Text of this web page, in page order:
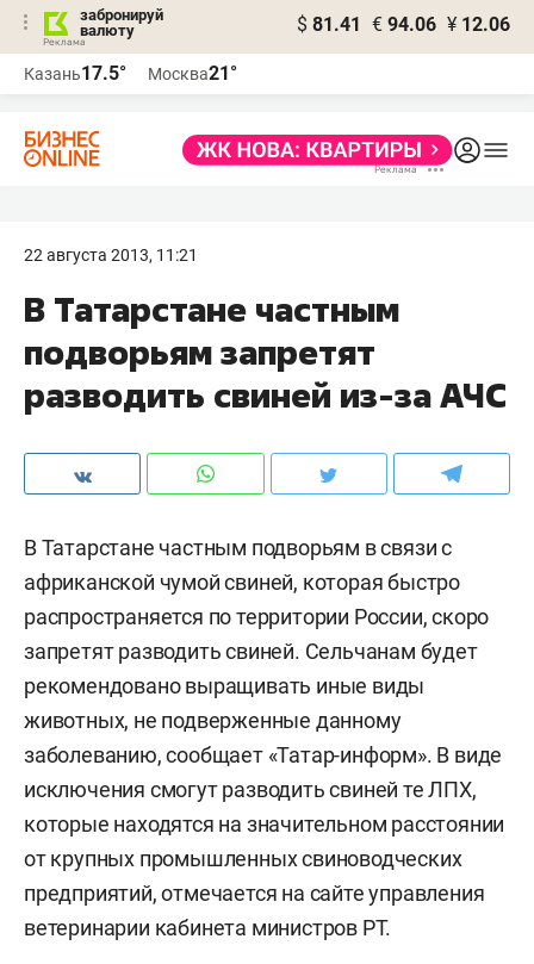
забронируй
валюту
$ 81.41 € 94.06 ¥ 12.06
Казань17.5° Москва21°
22 августа 2013, 11:21
В Татарстане частным
подворьям запретят
разводить свиней из-за АЧС
В Татарстане частным подворьям в связи с
африканской чумой свиней, которая быстро
распространяется по территории России, скоро
запретят разводить свиней. Сельчанам будет
рекомендовано выращивать иные виды
животных, не подверженные данному
заболеванию, сообщает «Татар-информ». В виде
исключения смогут разводить свиней те ЛПХ,
которые находятся на значительном расстоянии
от крупных промышленных свиноводческих
предприятий, отмечается на сайте управления
ветеринарии кабинета министров РТ.